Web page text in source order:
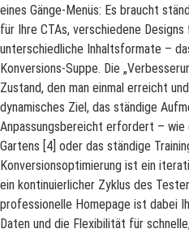
eines Gänge-Menüs: Es braucht
für Ihre CTAs, verschiedene Designs
unterschiedliche Inhaltsformate –
Konversions-Suppe. Die
Zustand, den man einmal erreicht
dynamisches Ziel, das ständige
Anpassungsbereicht erfordert –
Gartens [4] oder das ständige
Konversionsoptimierung ist ein
ein kontinuierlicher Zyklus des
professionelle Homepage ist dabei
Daten und die Flexibilität für